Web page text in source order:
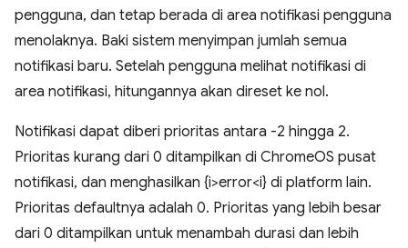
pengguna, dan tetap berada di area notifikasi pengguna
menolaknya. Baki sistem menyimpan jumlah semua
notifikasi baru. Setelah pengguna melihat notifikasi di
area notifikasi, hitungannya akan direset ke nol.
Notifikasi dapat diberi prioritas antara -2 hingga 2.
Prioritas kurang dari 0 ditampilkan di ChromeOS pusat
notifikasi, dan menghasilkan {i>error<i} di platform lain.
Prioritas defaultnya adalah 0. Prioritas yang lebih besar
dari 0 ditampilkan untuk menambah durasi dan lebih